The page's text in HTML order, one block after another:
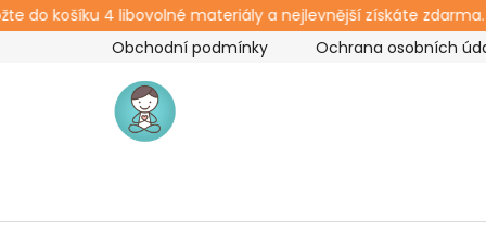
do košíku 4 libovolné materiály a nejlevnější získáte zdarma.
Obchodní podmínky Ochrana osobních